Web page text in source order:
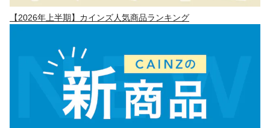
【2026年上半期】カインズ人気商品ランキング